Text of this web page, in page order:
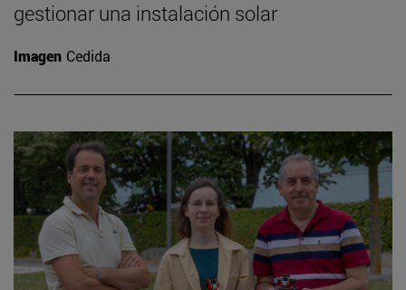
gestionar una instalación solar
Imagen Cedida